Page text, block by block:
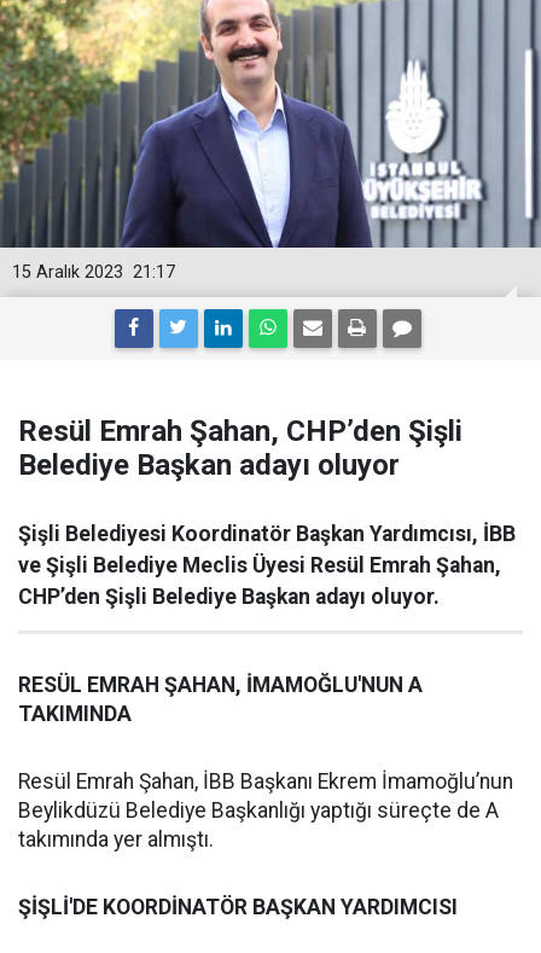
21:17
15 Aralık 2023
Resül Emrah Şahan, CHP’den Şişli
Belediye Başkan adayı oluyor
Şişli Belediyesi Koordinatör Başkan Yardımcısı, İBB
ve Şişli Belediye Meclis Üyesi Resül Emrah Şahan,
CHP’den Şişli Belediye Başkan adayı oluyor.
RESÜL EMRAH ŞAHAN, İMAMOĞLU'NUN A
TAKIMINDA
Resül Emrah Şahan, İBB Başkanı Ekrem İmamoğlu’nun
Beylikdüzü Belediye Başkanlığı yaptığı süreçte de A
takımında yer almıştı.
ŞİŞLİ'DE KOORDİNATÖR BAŞKAN YARDIMCISI